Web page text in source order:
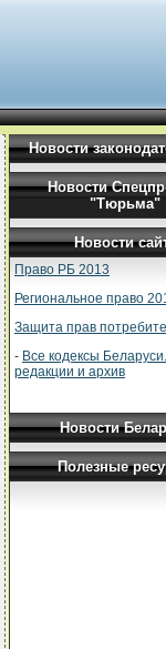
Новости
Новости
"Тюрьма"
Новости
Право РБ 2013
Региональное право
Защита прав
- Все кодексы
редакции и архив
Новости
Полезные